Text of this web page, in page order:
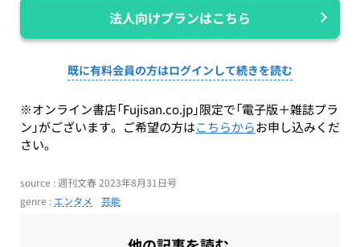
法人向けプランはこちら
既に有料会員の方はログインして続きを読む
※オンライン書店「Fujisan.co.jp」限定で「電子版＋雑誌プラ
ン」がございます。ご希望の方はこちらからお申し込みくだ
さい。
source : 週刊文春 2023年8月31日号
genre : エンタメ 芸能